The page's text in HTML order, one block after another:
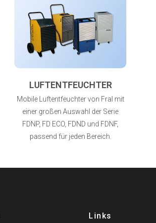
LUFTENTFEUCHTER
Mobile Luftentfeuchter von Fral mit
einer großen Auswahl der Serie
FDNP, FD ECO, FDND und FDNF,
passend für jeden Bereich.
Links